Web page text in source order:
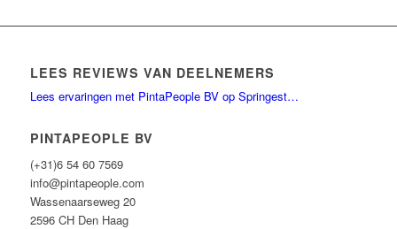
LEES REVIEWS VAN DEELNEMERS
Lees ervaringen met PintaPeople BV op Springest…
PINTAPEOPLE BV
(+31)6 54 60 7569
info@pintapeople.com
Wassenaarseweg 20
2596 CH Den Haag